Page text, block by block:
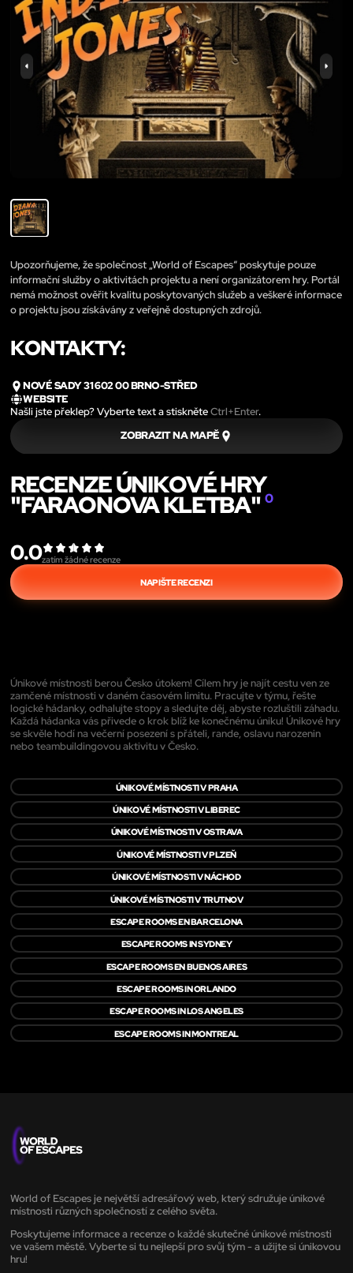
Upozorňujeme, že společnost „World of Escapes“ poskytuje pouze
informační služby o aktivitách projektu a není organizátorem hry. Portál
nemá možnost ověřit kvalitu poskytovaných služeb a veškeré informace
o projektu jsou získávány z veřejně dostupných zdrojů.
KONTAKTY:
NOVÉ SADY 31 602 00 BRNO-STŘED
WEBSITE
Našli jste překlep? Vyberte text a stiskněteCtrl+Enter.
ZOBRAZIT NA MAPĚ
RECENZE ÚNIKOVÉ HRY
"FARAONOVA KLETBA" 0
0.0zatím žádné recenze
NAPIŠTE RECENZI
Únikové místnosti berou Česko útokem! Cílem hry je najít cestu ven ze
zamčené místnosti v daném časovém limitu. Pracujte v týmu, řešte
logické hádanky, odhalujte stopy a sledujte děj, abyste rozluštili záhadu.
Každá hádanka vás přivede o krok blíž ke konečnému úniku! Únikové hry
se skvěle hodí na večerní posezení s přáteli, rande, oslavu narozenin
nebo teambuildingovou aktivitu v Česko.
ÚNIKOVÉ MÍSTNOSTI V PRAHA
ÚNIKOVÉ MÍSTNOSTI V LIBEREC
ÚNIKOVÉ MÍSTNOSTI V OSTRAVA
ÚNIKOVÉ MÍSTNOSTI V PLZEŇ
ÚNIKOVÉ MÍSTNOSTI V NÁCHOD
ÚNIKOVÉ MÍSTNOSTI V TRUTNOV
ESCAPE ROOMS EN BARCELONA
ESCAPE ROOMS IN SYDNEY
ESCAPE ROOMS EN BUENOS AIRES
ESCAPE ROOMS IN ORLANDO
ESCAPE ROOMS IN LOS ANGELES
ESCAPE ROOMS IN MONTREAL
World of Escapes je největší adresářový web, který sdružuje únikové
místnosti různých společností z celého světa.
Poskytujeme informace a recenze o každé skutečné únikové místnosti
ve vašem městě. Vyberte si tu nejlepší pro svůj tým - a užijte si únikovou
hru!